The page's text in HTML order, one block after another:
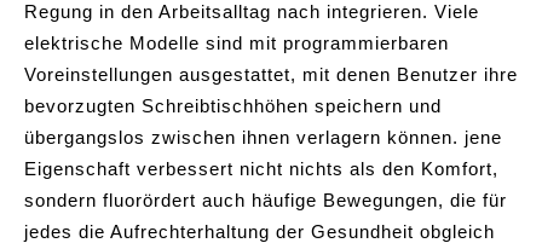
Regung in den Arbeitsalltag nach integrieren. Viele
elektrische Modelle sind mit programmierbaren
Voreinstellungen ausgestattet, mit denen Benutzer ihre
bevorzugten Schreibtischhöhen speichern und
übergangslos zwischen ihnen verlagern können. jene
Eigenschaft verbessert nicht nichts als den Komfort,
sondern fluorördert auch häufige Bewegungen, die für
jedes die Aufrechterhaltung der Gesundheit obgleich